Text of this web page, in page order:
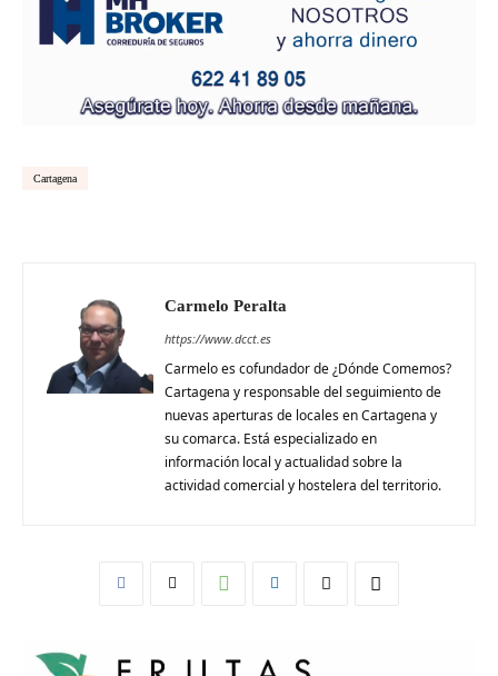
Cartagena
Carmelo Peralta
https://www.dcct.es
Carmelo es cofundador de ¿Dónde Comemos?
Cartagena y responsable del seguimiento de
nuevas aperturas de locales en Cartagena y
su comarca. Está especializado en
información local y actualidad sobre la
actividad comercial y hostelera del territorio.